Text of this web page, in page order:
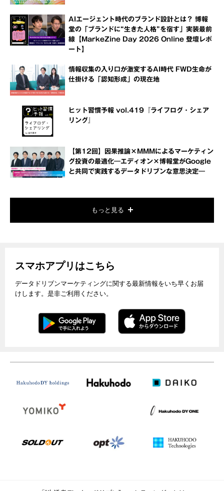
AIエージェント時代のブランド設計とは？ 博報
堂の「ブランドに“生きた人格”を宿す」実装最前
線【MarkeZine Day 2026 Online 登壇レポ
ート】
情報収集の入り口が激変するAI時代 FWD生命が
仕掛ける「認知形成」の現在地
ヒット習慣予報 vol.419『ライフログ・シェア
リング』
【第12回】因果推論×MMMによるマーケティン
グ投資の最適化―エディオン×博報堂がGoogle
と共同で実践するデータドリブンな意思決定―
もっと見る
スマホアプリはこちら
データドリブンマーケティングに関する最新情報をいち早くお届
けします。是非ご利用ください。